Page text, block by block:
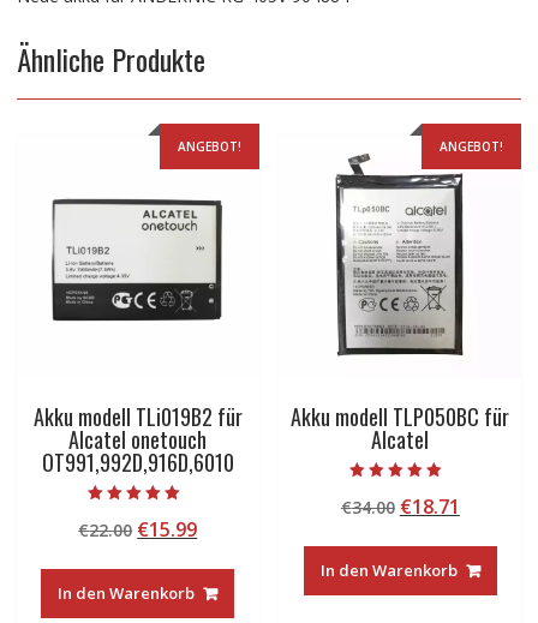
Ähnliche Produkte
ANGEBOT!
Akku modell TLi019B2 für
Alcatel onetouch
OT991,992D,916D,6010
5.00
von 5
€22.00 Ursprünglicher
war:
€22.00
€15.99Aktueller
ist:
€15.99.
In den Warenkorb
ANGEBOT!
Akku modell TLP050BC für
Alcatel
5.00
von 5
€34.00 Ursprünglicher
war:
€34.00
€18.71
ist:
€18.71.
In den Warenkorb